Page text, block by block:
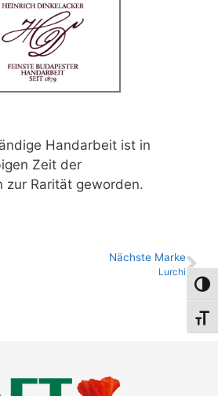
Handarbeit ist in
Zeit der
zur Rarität geworden.
Nächste Marke
Lurchi